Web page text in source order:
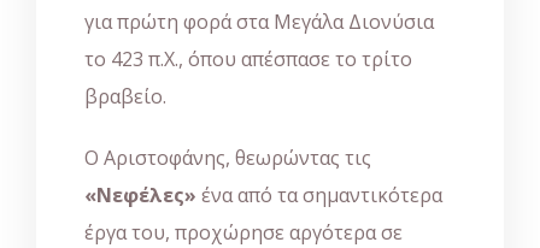
για πρώτη φορά στα Μεγάλα Διονύσια
το 423 π.Χ., όπου απέσπασε το τρίτο
βραβείο.
Ο Αριστοφάνης, θεωρώντας τις
«Νεφέλες» ένα από τα σημαντικότερα
έργα του, προχώρησε αργότερα σε